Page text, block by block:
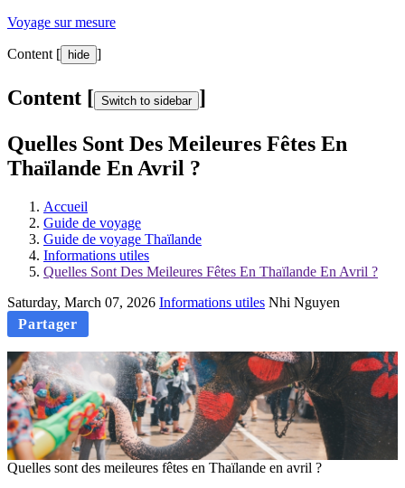
Voyage sur mesure
Content [ hide ]
Content [ Switch to sidebar ]
Quelles Sont Des Meileures Fêtes En
Thaïlande En Avril ?
Accueil
Guide de voyage
Guide de voyage Thaïlande
Informations utiles
Quelles Sont Des Meileures Fêtes En Thaïlande En Avril ?
Saturday, March 07, 2026 Informations utiles Nhi Nguyen
Partager
Quelles sont des meileures fêtes en Thaïlande en avril ?